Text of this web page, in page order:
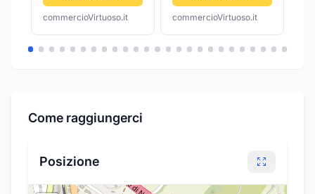
commercioVirtuoso.it commercioVirtuoso.it
Come raggiungerci
Posizione